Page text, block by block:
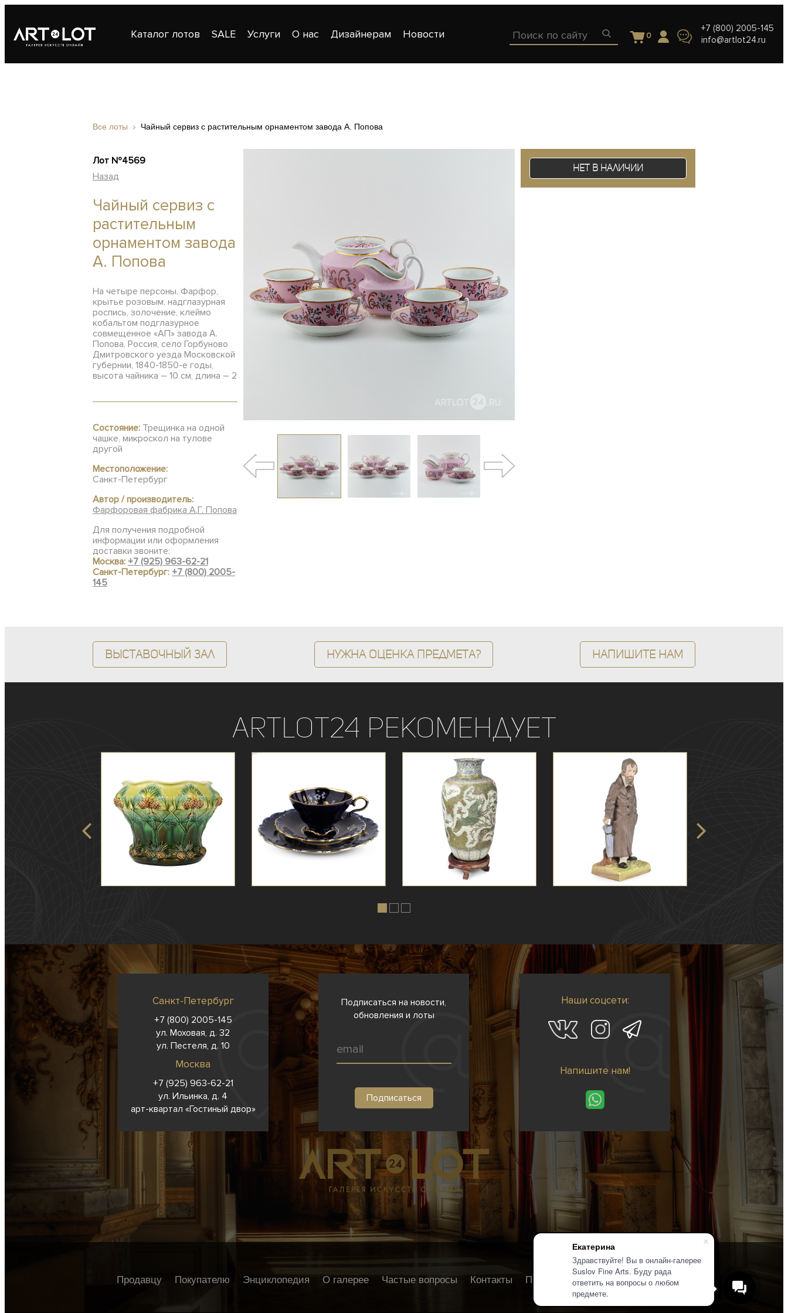
Екатерина
Здравствуйте! Вы в онлайн-галерее
Suslov Fine Arts. Буду рада
ответить на вопросы о любом
предмете.
Каталог лотов SALE Услуги О нас Дизайнерам Новости 0
+7 (800) 2005-145
info@artlot24.ru
Все лоты Чайный сервиз с растительным орнаментом завода А. Попова
Лот №4569
Назад
Чайный сервиз с
растительным
орнаментом завода
А. Попова
На четыре персоны. Фарфор,
крытье розовым, надглазурная
роспись, золочение, клеймо
кобальтом подглазурное
совмещенное «АП» завода А.
Попова, Россия, село Горбуново
Дмитровского уезда Московской
губернии, 1840-1850-е годы,
высота чайника – 10 см, длина – 2
Состояние: Трещинка на одной
чашке, микроскол на тулове
другой
Местоположение:
Санкт-Петербург
Автор / производитель:
Фарфоровая фабрика А.Г. Попова
Для получения подробной
информации или оформления
доставки звоните:
Москва: +7 (925) 963-62-21
Санкт-Петербург: +7 (800) 2005-
145
Нет в наличии
Выставочный зал Нужна оценка предмета? Напишите нам
ArtLot24 рекомендует
Санкт-Петербург
+7 (800) 2005-145
ул. Моховая, д. 32
ул. Пестеля, д. 10
Москва
+7 (925) 963-62-21
ул. Ильинка, д. 4
арт-квартал «Гостиный двор»
Подписаться на новости,
обновления и лоты
Наши соцсети:
Напишите нам!
Продавцу Покупателю Энциклопедия О галерее Частые вопросы Контакты Политика конфиденциальности